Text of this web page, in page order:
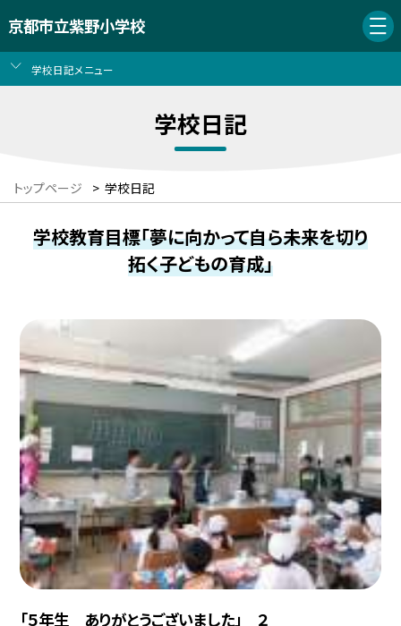
京都市立紫野小学校
学校日記メニュー
学校日記
トップページ > 学校日記
学校教育目標「夢に向かって自ら未来を切り
拓く子どもの育成」
「５年生 ありがとうございました」 ２